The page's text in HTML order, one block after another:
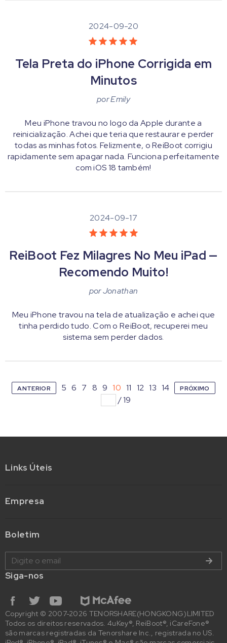
2024-09-20
Tela Preta do iPhone Corrigida em
Minutos
porEmily
Meu iPhone travou no logo da Apple durante a
reinicialização. Achei que teria que restaurar e perder
todas as minhas fotos. Felizmente, o ReiBoot corrigiu
rapidamente sem apagar nada. Funciona perfeitamente
com iOS 18 também!
2024-09-17
ReiBoot Fez Milagres No Meu iPad —
Recomendo Muito!
porJonathan
Meu iPhone travou na tela de atualização e achei que
tinha perdido tudo. Com o ReiBoot, recuperei meu
sistema sem perder dados.
ANTERIOR 5 6 7 8 9 10 11 12 13 14 PRÓXIMO
/19
Links Úteis
Empresa
Boletim
Siga-nos
Copyright © 2007-2026 TENORSHARE(HONGKONG)LIMITED
Todos os direitos reservados. 4uKey®, ReiBoot®, iCareFone®
são marcas registradas da Tenorshare Inc., registrada no US.